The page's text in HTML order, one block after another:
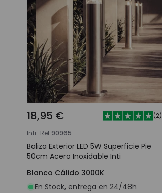
18,95 € (2)
Inti Ref 90965
Baliza Exterior LED 5W Superficie Pie
50cm Acero Inoxidable Inti
Blanco Cálido 3000K
En Stock, entrega en 24/48h